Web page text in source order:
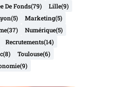
De Fonds(79) Lille(9)
(5) Marketing(5)
(37) Numérique(5)
Recrutements(14)
(8) Toulouse(6)
(9)